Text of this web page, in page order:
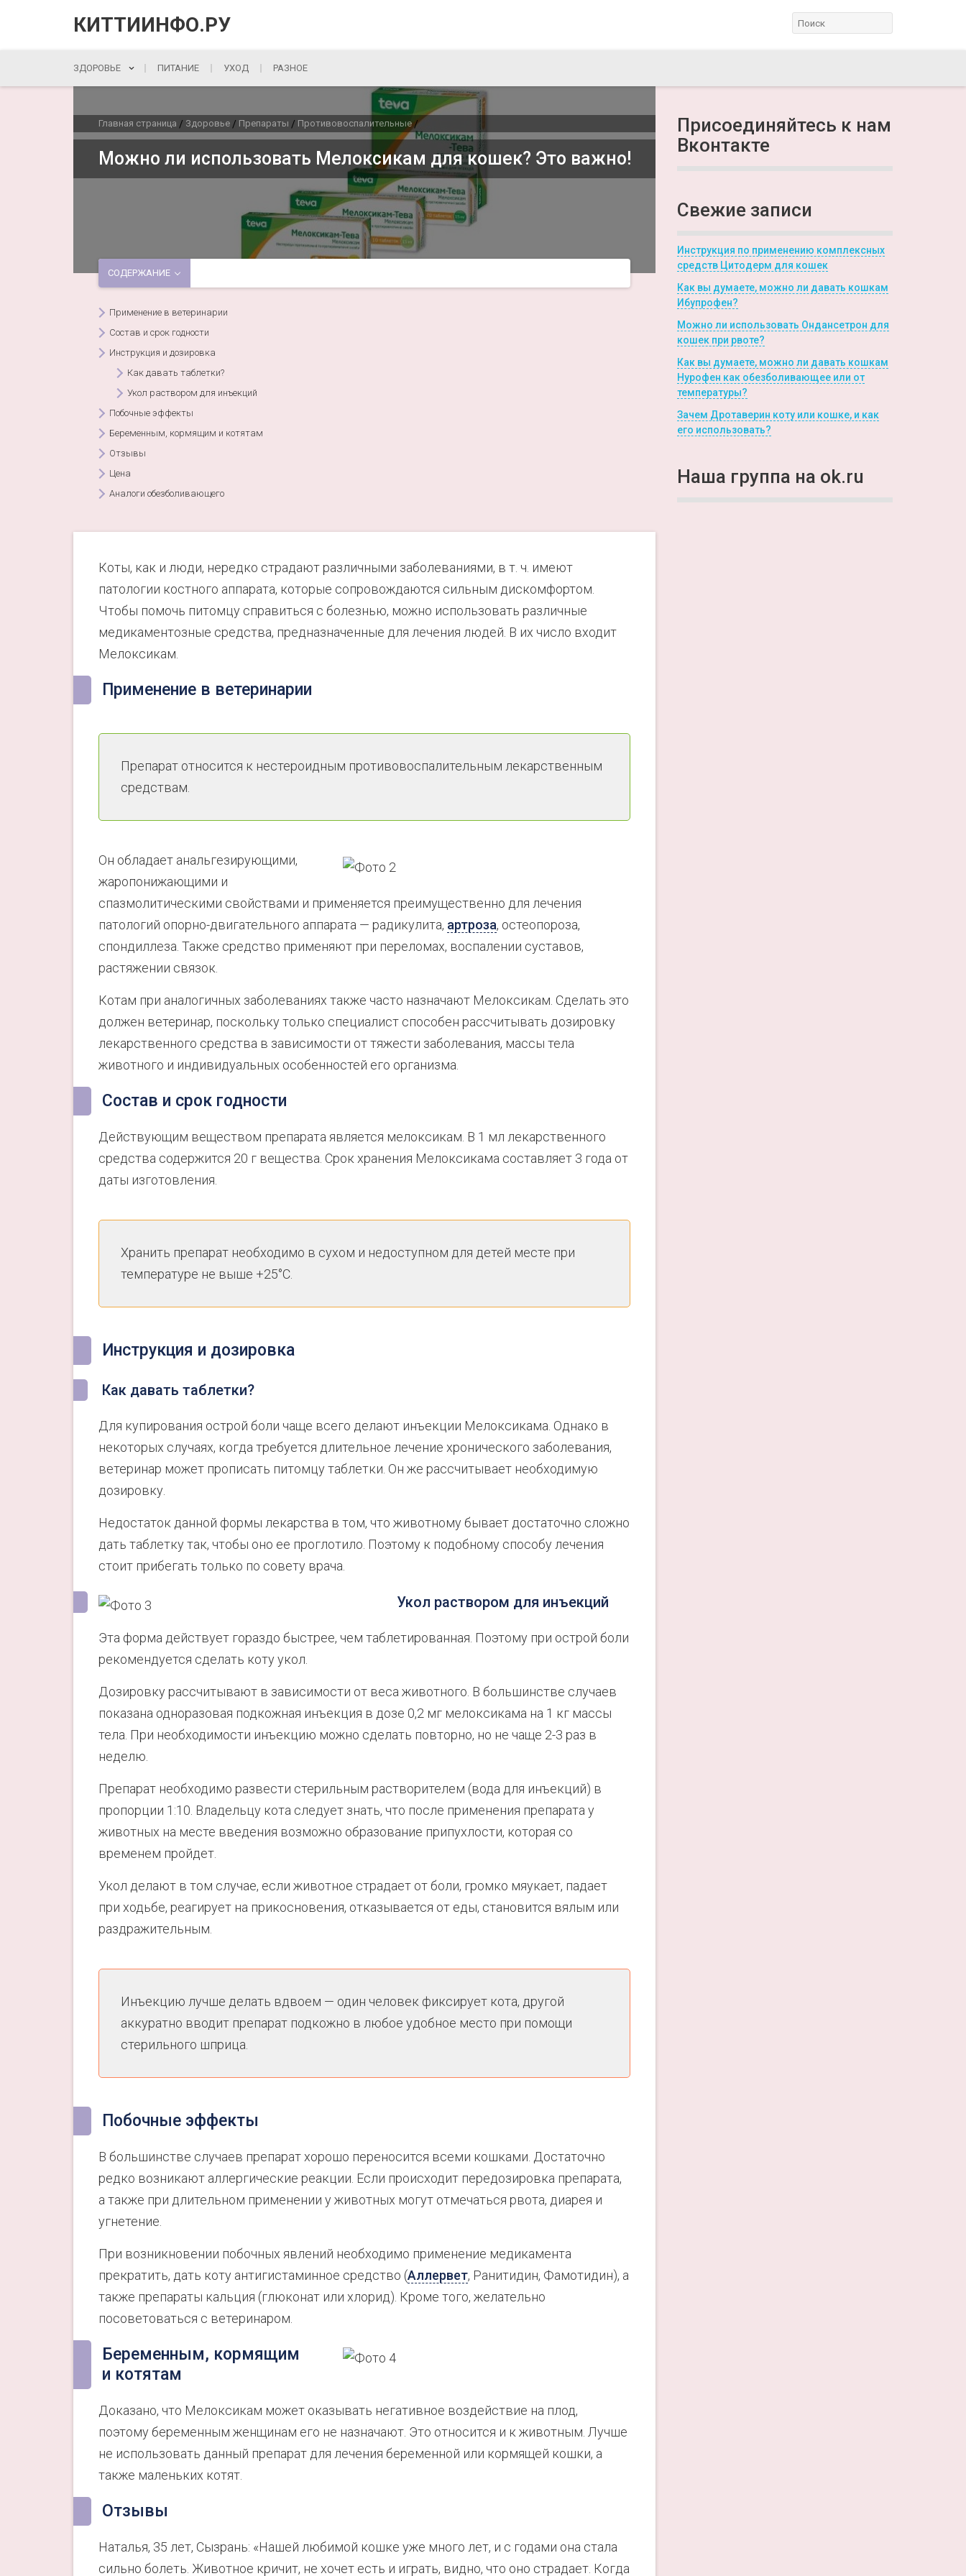
КИТТИИНФО.РУ
ЗДОРОВЬЕ ПИТАНИЕ УХОД РАЗНОЕ
Главная страница / Здоровье / Препараты / Противовоспалительные/
Можно ли использовать Мелоксикам для кошек? Это важно!
СОДЕРЖАНИЕ
Применение в ветеринарии
Состав и срок годности
Инструкция и дозировка
Как давать таблетки?
Укол раствором для инъекций
Побочные эффекты
Беременным, кормящим и котятам
Отзывы
Цена
Аналоги обезболивающего
Коты, как и люди, нередко страдают различными заболеваниями, в т. ч. имеют
патологии костного аппарата, которые сопровождаются сильным дискомфортом.
Чтобы помочь питомцу справиться с болезнью, можно использовать различные
медикаментозные средства, предназначенные для лечения людей. В их число входит
Мелоксикам.
Применение в ветеринарии
Препарат относится к нестероидным противовоспалительным лекарственным
средствам.
Он обладает анальгезирующими,
жаропонижающими и
спазмолитическими свойствами и применяется преимущественно для лечения
патологий опорно-двигательного аппарата — радикулита, артроза, остеопороза,
спондиллеза. Также средство применяют при переломах, воспалении суставов,
растяжении связок.
Котам при аналогичных заболеваниях также часто назначают Мелоксикам. Сделать это
должен ветеринар, поскольку только специалист способен рассчитывать дозировку
лекарственного средства в зависимости от тяжести заболевания, массы тела
животного и индивидуальных особенностей его организма.
Состав и срок годности
Действующим веществом препарата является мелоксикам. В 1 мл лекарственного
средства содержится 20 г вещества. Срок хранения Мелоксикама составляет 3 года от
даты изготовления.
Хранить препарат необходимо в сухом и недоступном для детей месте при
температуре не выше +25°С.
Инструкция и дозировка
Как давать таблетки?
Для купирования острой боли чаще всего делают инъекции Мелоксикама. Однако в
некоторых случаях, когда требуется длительное лечение хронического заболевания,
ветеринар может прописать питомцу таблетки. Он же рассчитывает необходимую
дозировку.
Недостаток данной формы лекарства в том, что животному бывает достаточно сложно
дать таблетку так, чтобы оно ее проглотило. Поэтому к подобному способу лечения
стоит прибегать только по совету врача.
Укол раствором для инъекций
Эта форма действует гораздо быстрее, чем таблетированная. Поэтому при острой боли
рекомендуется сделать коту укол.
Дозировку рассчитывают в зависимости от веса животного. В большинстве случаев
показана одноразовая подкожная инъекция в дозе 0,2 мг мелоксикама на 1 кг массы
тела. При необходимости инъекцию можно сделать повторно, но не чаще 2-3 раз в
неделю.
Препарат необходимо развести стерильным растворителем (вода для инъекций) в
пропорции 1:10. Владельцу кота следует знать, что после применения препарата у
животных на месте введения возможно образование припухлости, которая со
временем пройдет.
Укол делают в том случае, если животное страдает от боли, громко мяукает, падает
при ходьбе, реагирует на прикосновения, отказывается от еды, становится вялым или
раздражительным.
Инъекцию лучше делать вдвоем — один человек фиксирует кота, другой
аккуратно вводит препарат подкожно в любое удобное место при помощи
стерильного шприца.
Побочные эффекты
В большинстве случаев препарат хорошо переносится всеми кошками. Достаточно
редко возникают аллергические реакции. Если происходит передозировка препарата,
а также при длительном применении у животных могут отмечаться рвота, диарея и
угнетение.
При возникновении побочных явлений необходимо применение медикамента
прекратить, дать коту антигистаминное средство (Аллервет, Ранитидин, Фамотидин), а
также препараты кальция (глюконат или хлорид). Кроме того, желательно
посоветоваться с ветеринаром.
Беременным, кормящим
и котятам
Доказано, что Мелоксикам может оказывать негативное воздействие на плод,
поэтому беременным женщинам его не назначают. Это относится и к животным. Лучше
не использовать данный препарат для лечения беременной или кормящей кошки, а
также маленьких котят.
Отзывы
Наталья, 35 лет, Сызрань: «Нашей любимой кошке уже много лет, и с годами она стала
сильно болеть. Животное кричит, не хочет есть и играть, видно, что оно страдает. Когда
Присоединяйтесь к нам
Вконтакте
Свежие записи
Инструкция по применению комплексных
средств Цитодерм для кошек
Как вы думаете, можно ли давать кошкам
Ибупрофен?
Можно ли использовать Ондансетрон для
кошек при рвоте?
Как вы думаете, можно ли давать кошкам
Нурофен как обезболивающее или от
температуры?
Зачем Дротаверин коту или кошке, и как
его использовать?
Наша группа на ok.ru